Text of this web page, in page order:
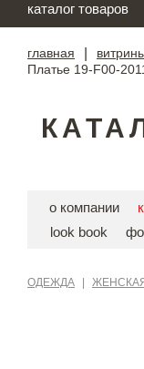
каталог товаров
главная
Платье 19-F00-
о компании
look book
ОДЕЖДА